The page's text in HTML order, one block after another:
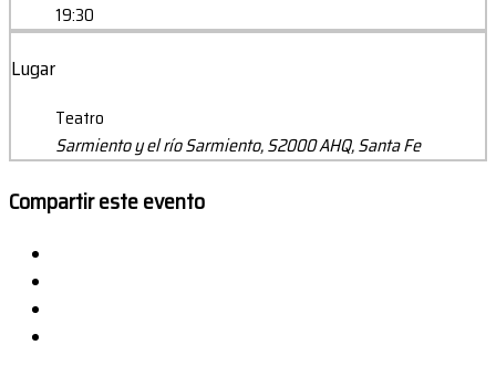
19:30
Lugar
Teatro
Sarmiento y el río Sarmiento, S2000 AHQ, Santa Fe
Compartir este evento